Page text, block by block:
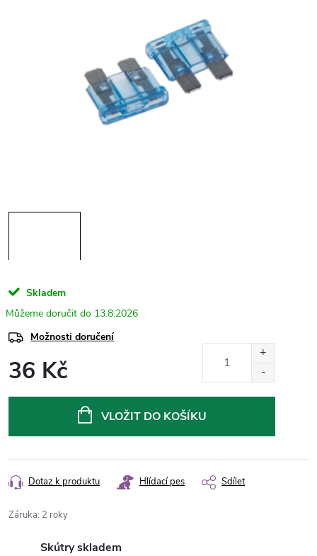
Skladem
13.8.2026
Možnosti doručení
36 Kč
VLOŽIT DO KOŠÍKU
Dotaz k produktu Hlídací pes Sdílet
Záruka: 2 roky
Skútry skladem